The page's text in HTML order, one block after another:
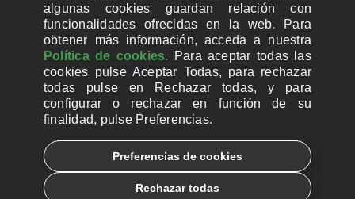
CUENTAS BANCARIAS PARA DONAR
algunas cookies guardan relación con
funcionalidades ofrecidas en la web. Para
obtener más información, acceda a nuestra
Política de cookies. Para aceptar todas las
cookies pulse Aceptar Todas, para rechazar
todas pulse en Rechazar todas, y para
configurar o rechazar en función de su
finalidad, pulse Preferencias.
Preferencias de cookies
Rechazar todas